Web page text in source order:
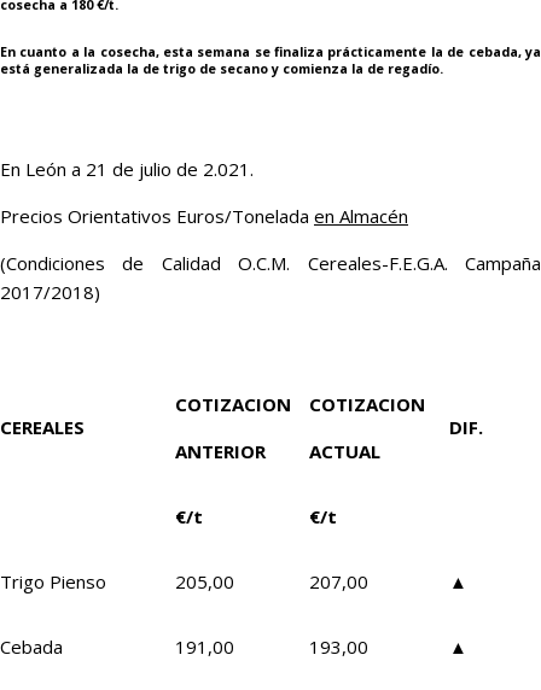
cosecha a 180 €/t.
En cuanto a la cosecha, esta semana se finaliza prácticamente la de cebada, ya
está generalizada la de trigo de secano y comienza la de regadío.
En León a 21 de julio de 2.021.
Precios Orientativos Euros/Tonelada en Almacén
(Condiciones de Calidad O.C.M. Cereales-F.E.G.A. Campaña
2017/2018)
CEREALES
COTIZACION
ANTERIOR
COTIZACION
ACTUAL
DIF.
€/t €/t
Trigo Pienso 205,00 207,00 ▲
Cebada 191,00 193,00 ▲